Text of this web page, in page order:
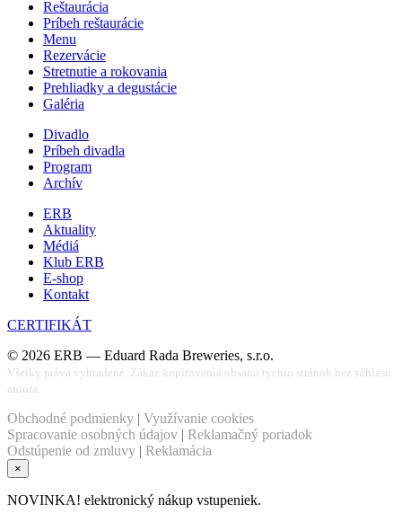
Reštaurácia
Príbeh reštaurácie
Menu
Rezervácie
Stretnutie a rokovania
Prehliadky a degustácie
Galéria
Divadlo
Príbeh divadla
Program
Archív
ERB
Aktuality
Médiá
Klub ERB
E-shop
Kontakt
CERTIFIKÁT
© 2026 ERB — Eduard Rada Breweries, s.r.o.
Všetky práva vyhradené. Zákaz kopírovania obsahu týchto stránok bez súhlasu
autora.
Obchodné podmienky | Využívanie cookies
Spracovanie osobných údajov | Reklamačný poriadok
Odstúpenie od zmluvy | Reklamácia
×
NOVINKA! elektronický nákup vstupeniek.